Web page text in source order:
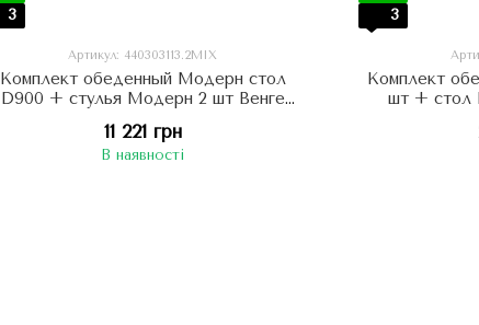
3
Артикул: 440303113.2MIX
Комплект обеденный Модерн стол
D900 + стулья Модерн 2 шт Венге
11 221 грн
В наявності
3
Комплект
шт + стол